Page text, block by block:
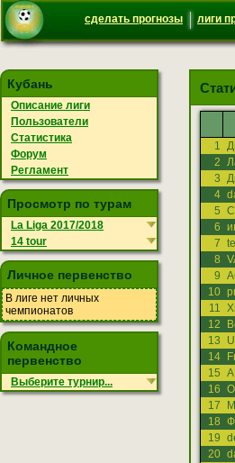
сделать прогнозы лиги
1
2
3
4
5
6
7
8
9
10
11
12
13
14
15
16
17
18
19
20
Кубань
Описание лиги
Пользователи
Статистика
Форум
Регламент
Просмотр по турам
La Liga 2017/2018
14 tour
Личное первенство
В лиге нет личных
чемпионатов
Командное
первенство
Выберите турнир...